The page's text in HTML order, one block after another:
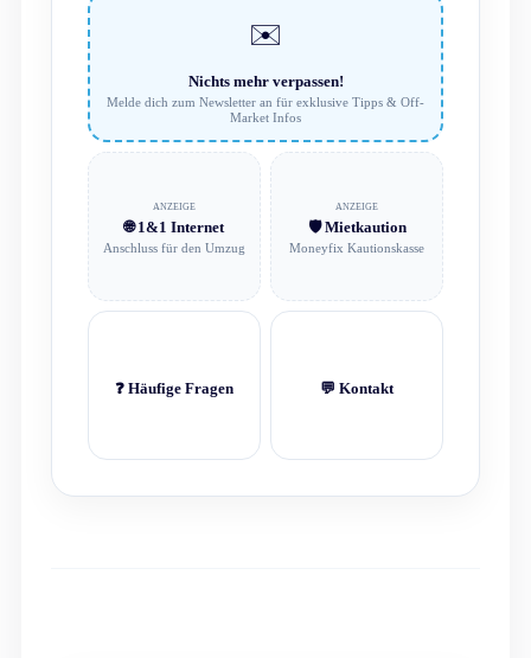
✉️
Nichts mehr verpassen!
Melde dich zum Newsletter an für exklusive Tipps & Off-
Market Infos
ANZEIGE
🌐 1&1 Internet
Anschluss für den Umzug
ANZEIGE
🛡️ Mietkaution
Moneyfix Kautionskasse
❓ Häufige Fragen 💬 Kontakt